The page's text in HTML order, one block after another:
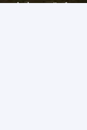
nie je možný!